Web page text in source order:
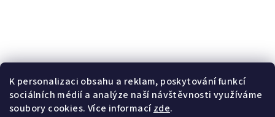
K personalizaci obsahu a reklam, poskytování funkcí
sociálních médií a analýze naší návštěvnosti využíváme
soubory cookies. Více informacízde.